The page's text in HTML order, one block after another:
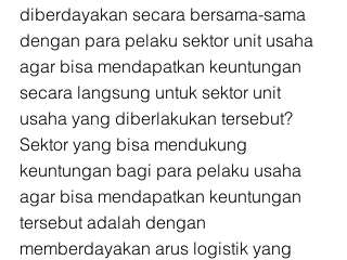
diberdayakan secara bersama-sama
dengan para pelaku sektor unit usaha
agar bisa mendapatkan keuntungan
secara langsung untuk sektor unit
usaha yang diberlakukan tersebut?
Sektor yang bisa mendukung
keuntungan bagi para pelaku usaha
agar bisa mendapatkan keuntungan
tersebut adalah dengan
memberdayakan arus logistik yang